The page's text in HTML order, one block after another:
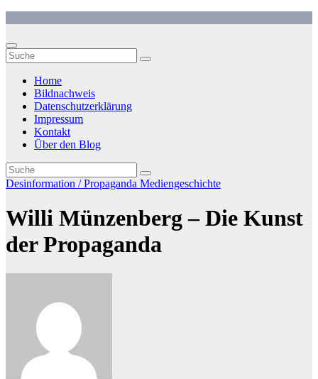
springen
Home
Bildnachweis
Datenschutzerklärung
Impressum
Kontakt
Über den Blog
Desinformation / Propaganda Mediengeschichte
Willi Münzenberg – Die Kunst
der Propaganda